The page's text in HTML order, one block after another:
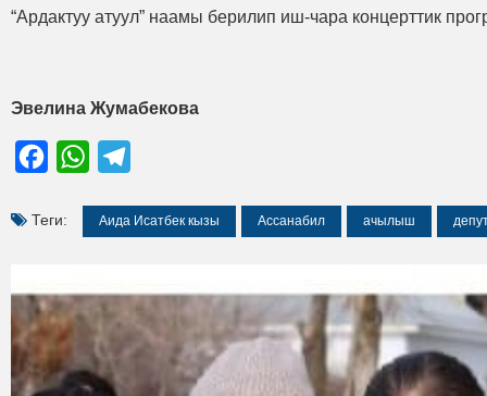
“Ардактуу атуул” наамы берилип иш-чара концерттик
Эвелина Жумабекова
FacebookWhatsApp
Теги: Аида Исатбек кызы Ассанабил ачылыш